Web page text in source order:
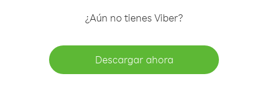
¿Aún no tienes Viber?
Descargar ahora